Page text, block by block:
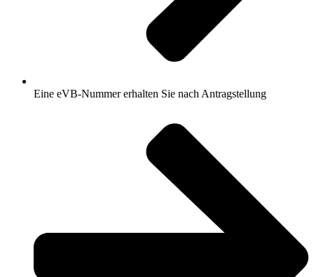
Eine eVB-Nummer erhalten Sie nach Antragstellung